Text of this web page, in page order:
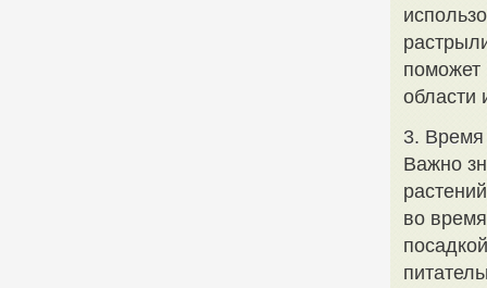
поможет
области
3.
Важно
во